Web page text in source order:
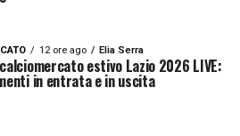
12 ore ago Elia Serra
estivo Lazio 2026 LIVE:
in entrata e in uscita